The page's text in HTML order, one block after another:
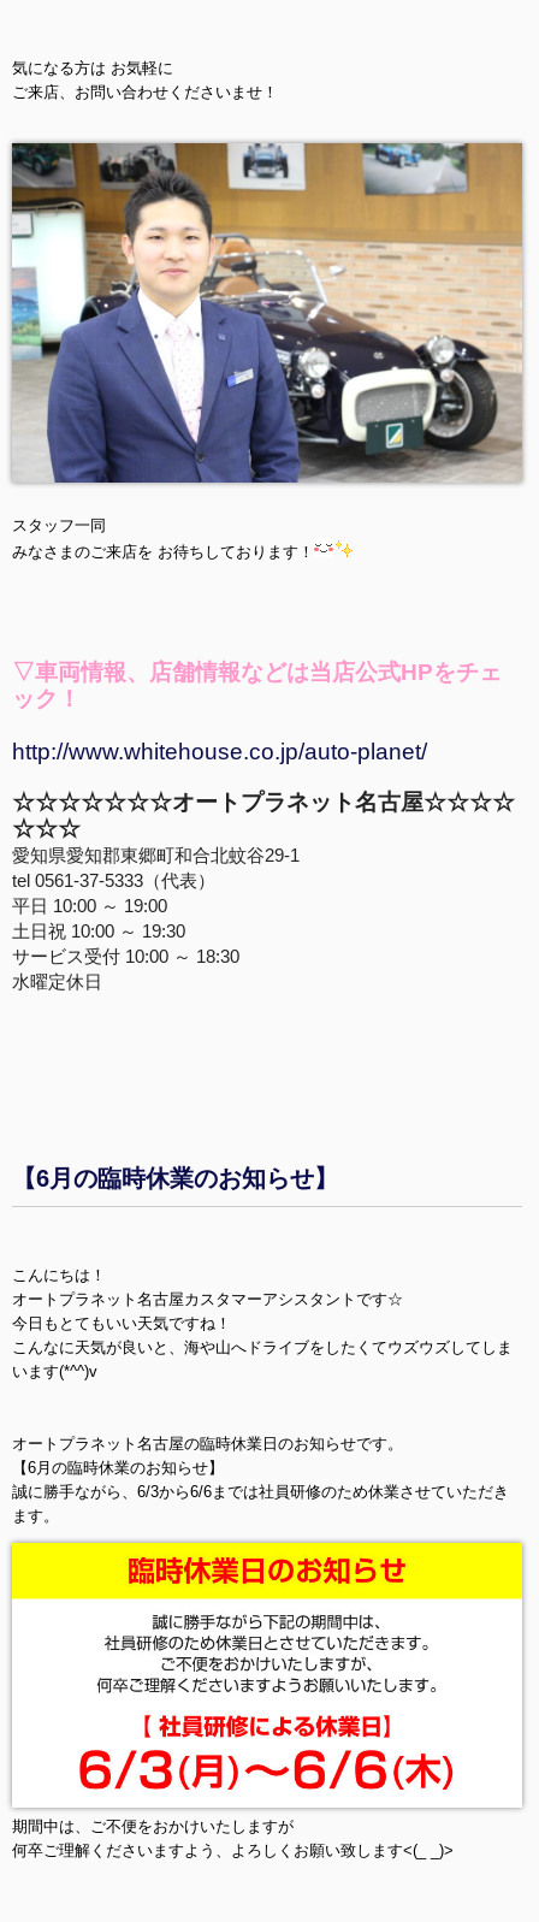
気になる方は お気軽に
ご来店、お問い合わせくださいませ！
スタッフ一同
みなさまのご来店を お待ちしております！
▽車両情報、店舗情報などは当店公式HPをチェ
ック ！
http://www.whitehouse.co.jp/auto-planet/
☆☆☆☆☆☆☆オートプラネット名古屋☆☆☆☆
☆☆☆
愛知県愛知郡東郷町和合北蚊谷29-1
tel 0561-37-5333（代表）
平日 10:00 ～ 19:00
土日祝 10:00 ～ 19:30
サービス受付 10:00 ～ 18:30
水曜定休日
【6月の臨時休業のお知らせ】
こんにちは！
オートプラネット名古屋カスタマーアシスタントです☆
今日もとてもいい天気ですね！
こんなに天気が良いと、海や山へドライブをしたくてウズウズしてしま
います(*^^)v
オートプラネット名古屋の臨時休業日のお知らせです。
【6月の臨時休業のお知らせ】
誠に勝手ながら、6/3から6/6までは社員研修のため休業させていただき
ます。
期間中は、ご不便をおかけいたしますが
何卒ご理解くださいますよう、よろしくお願い致します<(_ _)>